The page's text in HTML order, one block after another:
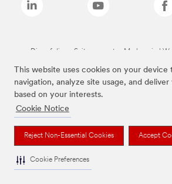
This website uses cookies on your device
navigation, analyze site usage, and
based on your interests.
Cookie Notice
Reject Non-Essential Cookies Accept
Cookie Preferences
Die auf dieser Seite genannten Marken sind